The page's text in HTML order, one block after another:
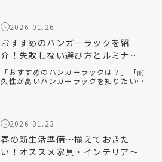
選べ […]
2026.01.26
おすすめのハンガーラックを紹
介！失敗しない選び方とルミナス
クラブ人気モデルを解説
「おすすめのハンガーラックは？」「耐
久性が高いハンガーラックを知りたい」
ーゼッ […]
2026.01.23
春の新生活準備～揃えておきた
い！オススメ家具・インテリア～